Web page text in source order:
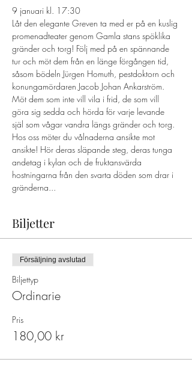
9 januari kl. 17:30
Låt den elegante Greven ta med er på en kuslig
promenadteater genom Gamla stans spöklika
gränder och torg! Följ med på en spännande
tur och möt dem från en länge förgången tid,
såsom bödeln Jürgen Homuth, pestdoktorn och
konungamördaren Jacob Johan Ankarström.
Möt dem som inte vill vila i frid, de som vill
göra sig sedda och hörda för varje levande
själ som vågar vandra längs gränder och torg.
Hos oss möter du vålnaderna ansikte mot
ansikte! Hör deras släpande steg, deras tunga
andetag i kylan och de fruktansvärda
hostningarna från den svarta döden som drar i
gränderna...
Biljetter
Försäljning avslutad
Biljettyp
Ordinarie
Pris
180,00 kr